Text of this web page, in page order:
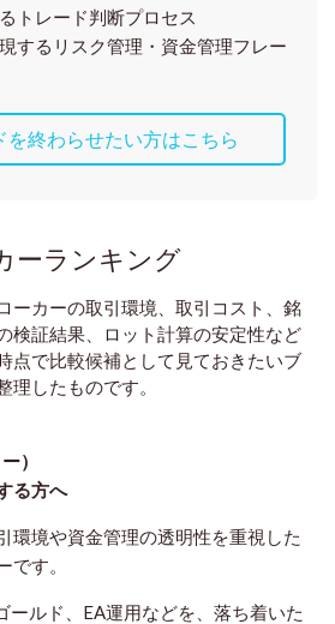
トレード判断プロセス
するリスク管理・資金管理フレー
を終わらせたい方はこちら
ーランキング
ーカーの取引環境、取引コスト、銘
検証結果、ロット計算の安定性など
点で比較候補として見ておきたいブ
理したものです。
）
る方へ
環境や資金管理の透明性を重視した
です。
ールド、EA運用などを、落ち着いた